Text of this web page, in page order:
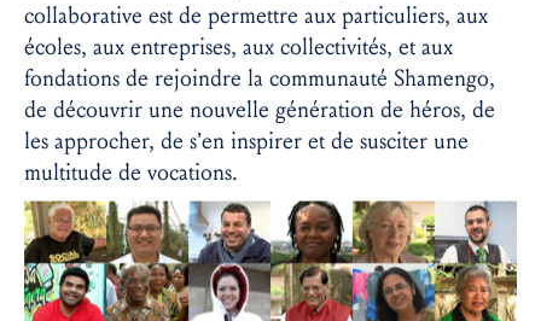
collaborative est de permettre aux particuliers, aux
écoles, aux entreprises, aux collectivités, et aux
fondations de rejoindre la communauté Shamengo,
de découvrir une nouvelle génération de héros, de
les approcher, de s’en inspirer et de susciter une
multitude de vocations.